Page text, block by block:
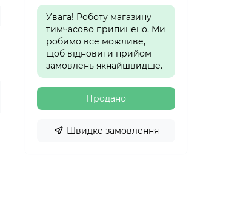
Увага! Роботу магазину
тимчасово припинено. Ми
робимо все можливе,
щоб відновити прийом
замовлень якнайшвидше.
Продано
Швидке замовлення